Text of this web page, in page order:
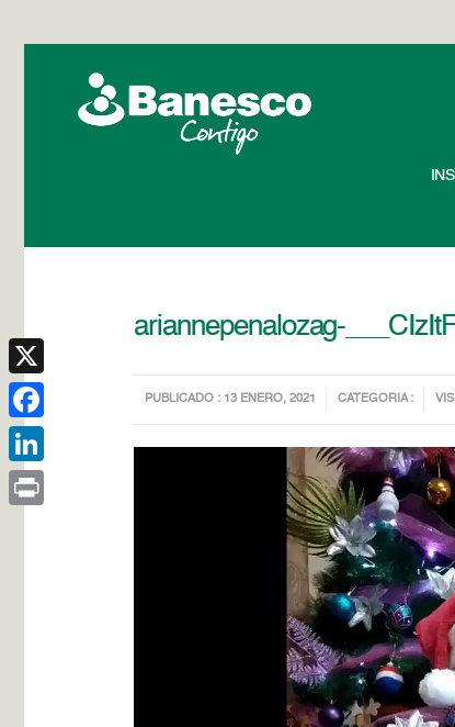
ariannepenalozag-
PUBLICADO : 13 ENERO, 2021 CATEGORIA :
X
Facebook
LinkedIn